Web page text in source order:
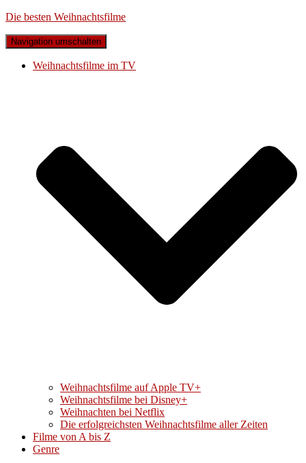
Die besten Weihnachtsfilme
Navigation umschalten
Weihnachtsfilme im TV
Weihnachtsfilme auf Apple TV+
Weihnachtsfilme bei Disney+
Weihnachten bei Netflix
Die erfolgreichsten Weihnachtsfilme aller Zeiten
Filme von A bis Z
Genre